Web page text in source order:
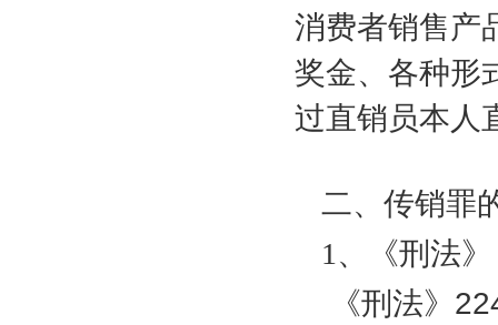
消费者销售产
奖金、各种形
过直销员本人
二、传销罪
1 、《刑法》
《刑法》